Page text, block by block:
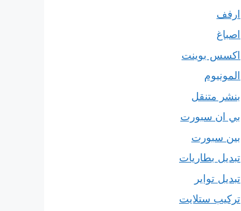
ارفف
اصباغ
اكسس بوينت
المونيوم
بنشر متنقل
بي ان سبورت
بين سبورت
تبديل بطاريات
تبديل تواير
تركيب ستلايت